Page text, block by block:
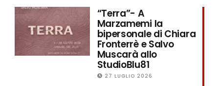
“Terra”- A
Marzamemi la
bipersonale di Chiara
Fronterrè e Salvo
Muscarà allo
StudioBlu81
27 LUGLIO 2026